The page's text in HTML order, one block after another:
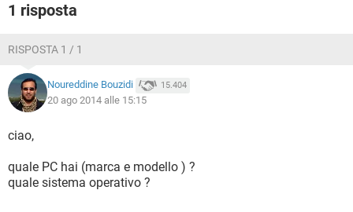
1 risposta
RISPOSTA 1 / 1
Noureddine Bouzidi 15.404
20 ago 2014 alle 15:15
ciao,
quale PC hai (marca e modello ) ?
quale sistema operativo ?